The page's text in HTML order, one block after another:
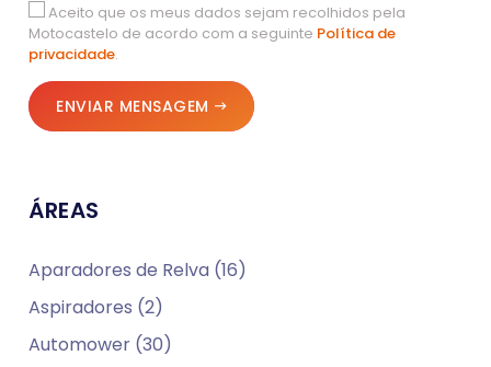
Aceito que os meus dados sejam recolhidos pela
Motocastelo de acordo com a seguinte Política de
privacidade.
ENVIAR MENSAGEM
ÁREAS
Aparadores de Relva (16)
Aspiradores (2)
Automower (30)